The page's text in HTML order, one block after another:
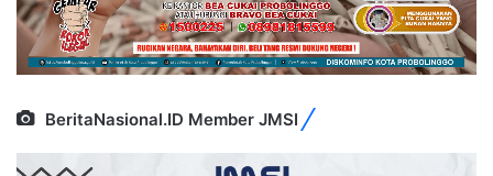
BeritaNasional.ID Member JMSI